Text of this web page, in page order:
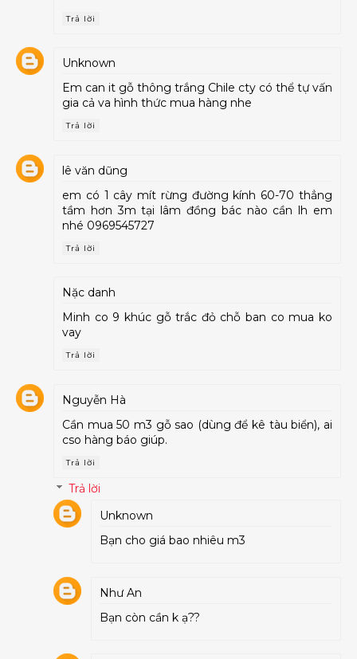
Trả lời
Unknown
Em can it gỗ thông trắng Chile cty có thể tự vấn
gia cả va hình thức mua hàng nhe
Trả lời
lê văn dũng
em có 1 cây mít rừng đường kính 60-70 thẳng
tầm hơn 3m tại lâm đồng bác nào cần lh em
nhé 0969545727
Trả lời
Nặc danh
Minh co 9 khúc gỗ trắc đỏ chỗ ban co mua ko
vay
Trả lời
Nguyễn Hà
Cần mua 50 m3 gỗ sao (dùng để kê tàu biển), ai
cso hàng báo giúp.
Trả lời
Trả lời
Unknown
Bạn cho giá bao nhiêu m3
Như An
Bạn còn cần k ạ??